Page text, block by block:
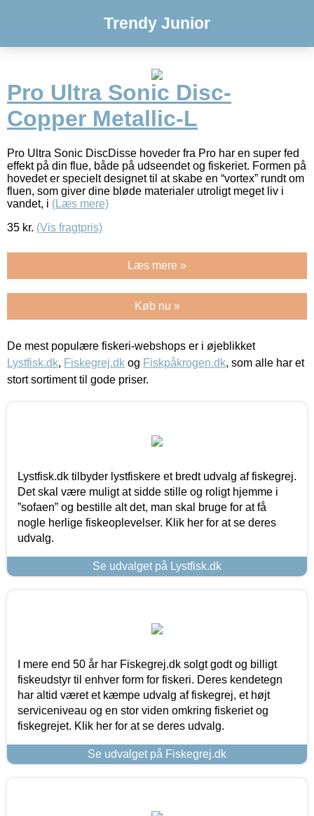
Trendy Junior
Pro Ultra Sonic Disc-
Copper Metallic-L
Pro Ultra Sonic DiscDisse hoveder fra Pro har en super fed
effekt på din flue, både på udseendet og fiskeriet. Formen på
hovedet er specielt designet til at skabe en “vortex” rundt om
fluen, som giver dine bløde materialer utroligt meget liv i
vandet, i (Læs mere)
35 kr. (Vis fragtpris)
Læs mere »
Køb nu »
De mest populære fiskeri-webshops er i øjeblikket
Lystfisk.dk, Fiskegrej.dk og Fiskpåkrogen.dk, som alle har et
stort sortiment til gode priser.
Lystfisk.dk tilbyder lystfiskere et bredt udvalg af fiskegrej.
Det skal være muligt at sidde stille og roligt hjemme i
”sofaen” og bestille alt det, man skal bruge for at få
nogle herlige fiskeoplevelser. Klik her for at se deres
udvalg.
Se udvalget på Lystfisk.dk
I mere end 50 år har Fiskegrej.dk solgt godt og billigt
fiskeudstyr til enhver form for fiskeri. Deres kendetegn
har altid været et kæmpe udvalg af fiskegrej, et højt
serviceniveau og en stor viden omkring fiskeriet og
fiskegrejet. Klik her for at se deres udvalg.
Se udvalget på Fiskegrej.dk